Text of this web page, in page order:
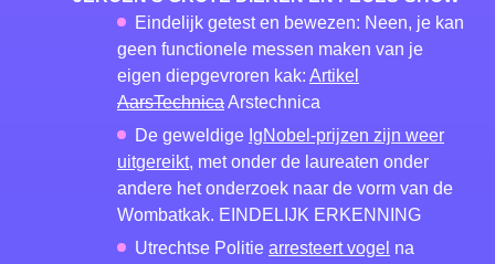
Eindelijk getest en bewezen: Neen, je kan
geen functionele messen maken van je
eigen diepgevroren kak: Artikel
AarsTechnicaArstechnica
De geweldige IgNobel-prijzen zijn weer
uitgereikt, met onder de laureaten onder
andere het onderzoek naar de vorm van de
Wombatkak. EINDELIJK ERKENNING
Utrechtse Politie arresteert vogel na